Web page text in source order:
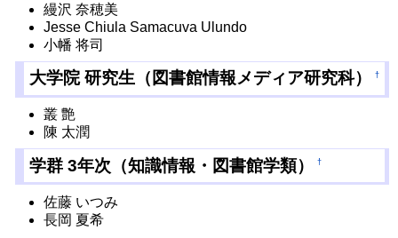
縵沢 奈穂美
Jesse Chiula Samacuva Ulundo
小幡 将司
大学院 研究生（図書館情報メディア研究科） †
叢 艶
陳 太潤
学群 3年次（知識情報・図書館学類） †
佐藤 いつみ
長岡 夏希